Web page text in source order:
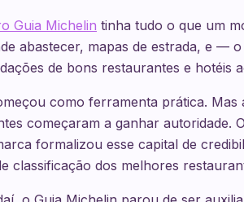
Guia Michelin tinha tudo o que um
abastecer, mapas de estrada, e —
de bons restaurantes e hotéis
como ferramenta prática.
começaram a ganhar autoridade.
formalizou esse capital de
classificação dos melhores